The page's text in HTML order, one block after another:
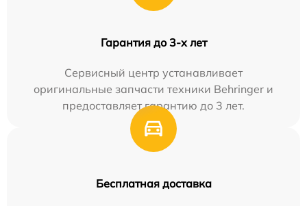
Гарантия до 3-х лет
Сервисный центр устанавливает
оригинальные запчасти техники Behringer и
предоставляет гарантию до 3 лет.
Бесплатная доставка